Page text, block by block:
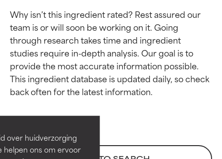
over huidverzorging
helpen ons om ervoor
Why isn’t this ingredient rated? Rest assured our
team is or will soon be working on it. Going
through research takes time and ingredient
studies require in-depth analysis. Our goal is to
provide the most accurate information possible.
This ingredient database is updated daily, so check
Beoordelingen van
ingrediënten
Bewezen en ondersteund door
onafhankelijk onderzoek.
Beoordelingen van
ingrediënten
Bewezen en ondersteund door
onafhankelijk onderzoek.